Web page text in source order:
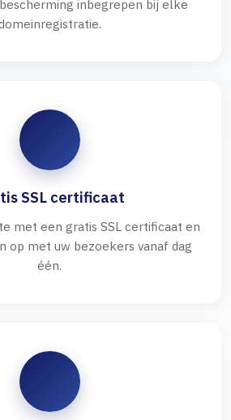
inbegrepen bij elke
SSL certificaat
met een gratis SSL certificaat en
op met uw bezoekers vanaf dag
één.